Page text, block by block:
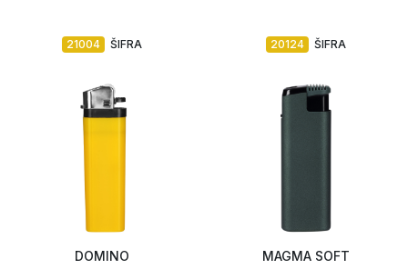
ŠIFRA
21004
DOMINO
ŠIFRA
20124
MAGMA SOFT